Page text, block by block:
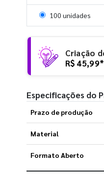
Selecionar 100
100 unidades
Criação
R$ 45,99*
Especificações do
Prazo de produção
Material
Formato Aberto